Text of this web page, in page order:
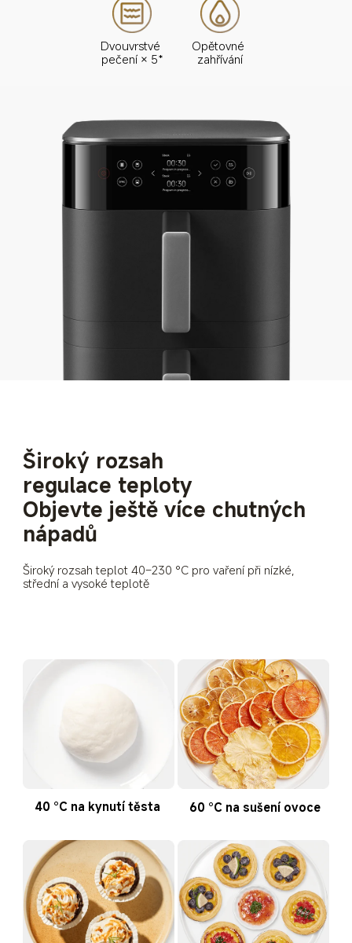
Dvouvrstvé
pečení × 5*
Opětovné
zahřívání
Široký rozsah
regulace teploty
Objevte ještě více chutných
nápadů
Široký rozsah teplot 40–230 °C pro vaření při nízké,
střední a vysoké teplotě
40 °C na kynutí těsta 60 °C na sušení ovoce